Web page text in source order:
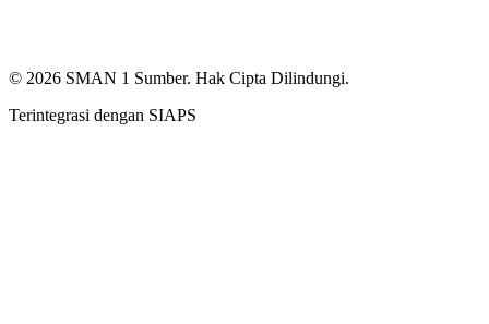
© 2026 SMAN 1 Sumber. Hak Cipta Dilindungi.
Terintegrasi dengan SIAPS